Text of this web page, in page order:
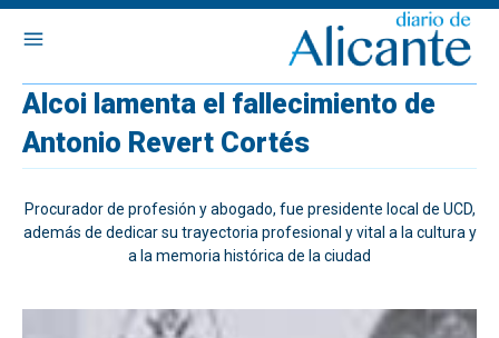
Alcoi lamenta el fallecimiento de
Antonio Revert Cortés
Procurador de profesión y abogado, fue presidente local de UCD,
además de dedicar su trayectoria profesional y vital a la cultura y
a la memoria histórica de la ciudad